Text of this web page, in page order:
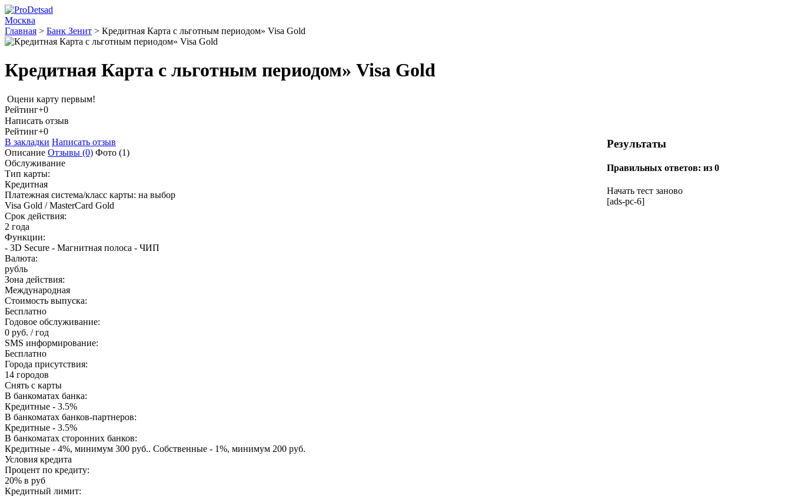
Москва
Главная > Банк Зенит > Кредитная Карта с льготным периодом» Visa Gold
Кредитная Карта с льготным периодом» Visa Gold
Оцени карту первым!
Рейтинг+0
Написать отзыв
Результаты
Правильных ответов: из 0
Начать тест заново
[ads-pc-6]
Рейтинг+0
В закладки Написать отзыв
Описание Отзывы (0) Фото (1)
Обслуживание
Тип карты:
Кредитная
Платежная система/класс карты: на выбор
Visa Gold / MasterCard Gold
Срок действия:
2 года
Функции:
- 3D Secure - Магнитная полоса - ЧИП
Валюта:
рубль
Зона действия:
Международная
Стоимость выпуска:
Бесплатно
Годовое обслуживание:
0 руб. / год
SMS информирование:
Бесплатно
Города присутствия:
14 городов
Снять с карты
В банкоматах банка:
Кредитные - 3.5%
В банкоматах банков-партнеров:
Кредитные - 3.5%
В банкоматах сторонних банков:
Кредитные - 4%, минимум 300 руб.. Собственные - 1%, минимум 200 руб.
Условия кредита
Процент по кредиту:
20% в руб
Кредитный лимит: